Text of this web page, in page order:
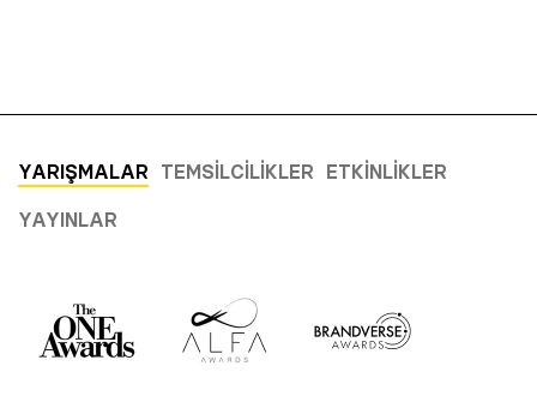
YARIŞMALAR TEMSILCILIKLER ETKINLIKLER
YAYINLAR